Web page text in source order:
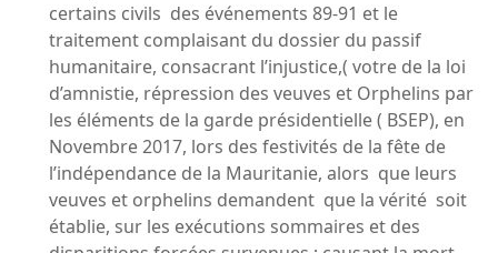
certains civils des événements 89-91 et le
traitement complaisant du dossier du passif
humanitaire, consacrant l’injustice,( votre de la loi
d’amnistie, répression des veuves et Orphelins par
les éléments de la garde présidentielle ( BSEP), en
Novembre 2017, lors des festivités de la fête de
l’indépendance de la Mauritanie, alors que leurs
veuves et orphelins demandent que la vérité soit
établie, sur les exécutions sommaires et des